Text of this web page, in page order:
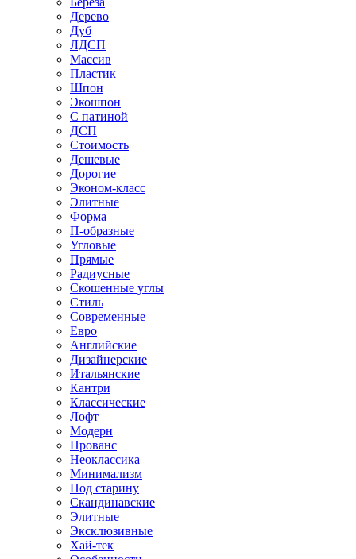
Дерево
Дуб
ЛДСП
Массив
Пластик
Шпон
Экошпон
С патиной
ДСП
Стоимость
Дешевые
Дорогие
Эконом-класс
Элитные
Форма
П-образные
Угловые
Прямые
Радиусные
Скошенные углы
Стиль
Современные
Евро
Английские
Дизайнерские
Итальянские
Кантри
Классические
Лофт
Модерн
Прованс
Неоклассика
Минимализм
Под старину
Скандинавские
Элитные
Эксклюзивные
Хай-тек